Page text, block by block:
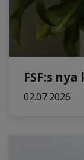
FSF:s
02.07.2026